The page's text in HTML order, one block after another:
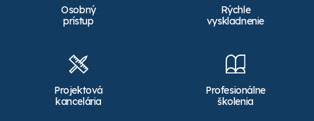
Osobný
prístup
Rýchle
vyskladnenie
Projektová
kancelária
Profesionálne
školenia